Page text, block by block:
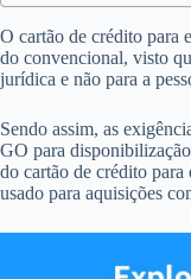
O cartão de crédito para
do convencional, visto
jurídica e não para a
Sendo assim, as
GO para
do cartão de crédito para
usado para aquisições